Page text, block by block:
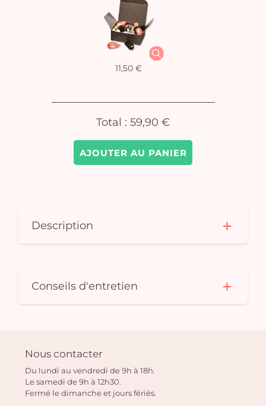
AJOUTER AU PANIER
11,50 €
Total : 59,90 €
Description
Conseils d'entretien
Nous contacter
Du lundi au vendredi de 9h à 18h.
Le samedi de 9h à 12h30.
Fermé le dimanche et jours fériés.